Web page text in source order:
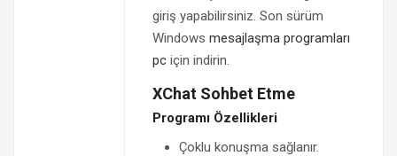
giriş yapabilirsiniz. Son sürüm
Windows mesajlaşma programları
pciçin indirin.
XChat Sohbet Etme
Programı Özellikleri
Çoklu konuşma sağlanır.